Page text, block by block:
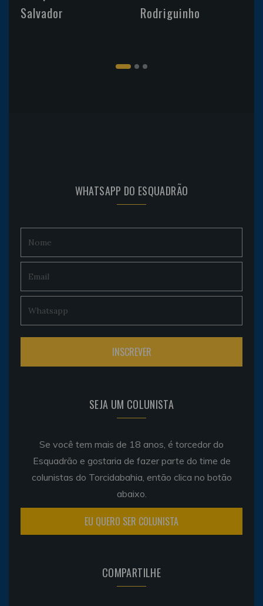
Salvador
Rodriguinho
WHATSAPP DO ESQUADRÃO
SEJA UM COLUNISTA
Se você tem mais de 18 anos, é torcedor do
Esquadrão e gostaria de fazer parte do time de
colunistas do Torcidabahia, então clica no botão
abaixo.
EU QUERO SER COLUNISTA
COMPARTILHE